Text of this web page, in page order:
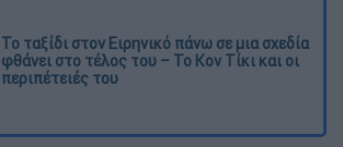
Το ταξίδι στον Ειρηνικό πάνω σε μια σχεδία
φθάνει στο τέλος του – Το Κον Τίκι και οι
περιπέτειές του